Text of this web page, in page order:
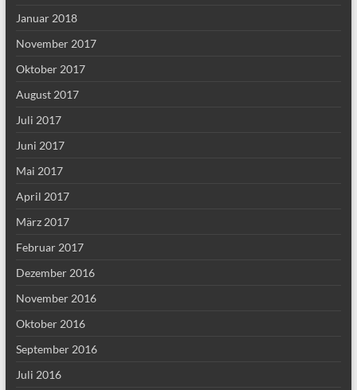
Januar 2018
November 2017
Oktober 2017
August 2017
Juli 2017
Juni 2017
Mai 2017
April 2017
März 2017
Februar 2017
Dezember 2016
November 2016
Oktober 2016
September 2016
Juli 2016